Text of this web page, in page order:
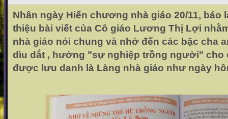
Nhân ngày Hiến chương nhà giáo 20/11, báo
thiệu bài viết của Cô giáo Lương Thị Lợi
nhà giáo nói chung và nhớ đến các bậc cha
dìu dắt , hướng "sự nghiệp trồng người" cho
được lưu danh là Làng nhà giáo như ngày